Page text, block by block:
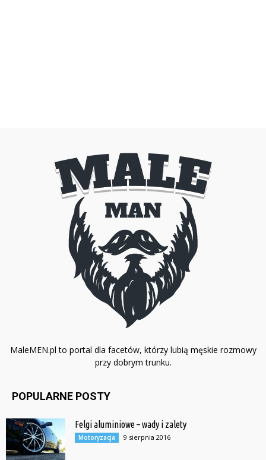
MaleMEN.pl to portal dla facetów, którzy lubią męskie rozmowy
przy dobrym trunku.
POPULARNE POSTY
Felgi aluminiowe – wady i zalety
Motoryzacja 9 sierpnia 2016